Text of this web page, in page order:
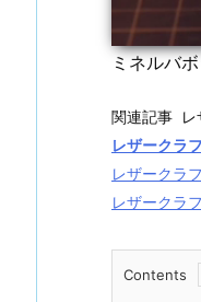
ミネルバ
レザークラ
レザークラ
レザークラ
Contents